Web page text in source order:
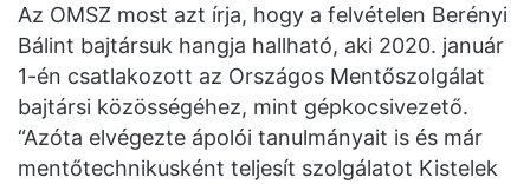
Az OMSZ most azt írja, hogy a felvételen Berényi
Bálint bajtársuk hangja hallható, aki 2020. január
1-én csatlakozott az Országos Mentőszolgálat
bajtársi közösségéhez, mint gépkocsivezető.
“Azóta elvégezte ápolói tanulmányait is és már
mentőtechnikusként teljesít szolgálatot Kistelek